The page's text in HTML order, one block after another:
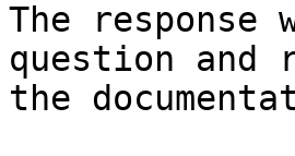
The
question and
the